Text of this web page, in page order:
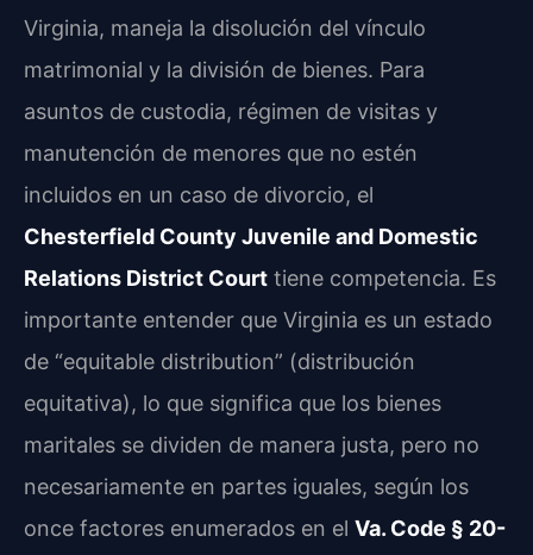
Virginia, maneja la disolución del vínculo
matrimonial y la división de bienes. Para
asuntos de custodia, régimen de visitas y
manutención de menores que no estén
incluidos en un caso de divorcio, el
Chesterfield County Juvenile and Domestic
Relations District Court tiene competencia. Es
importante entender que Virginia es un estado
de “equitable distribution” (distribución
equitativa), lo que significa que los bienes
maritales se dividen de manera justa, pero no
necesariamente en partes iguales, según los
once factores enumerados en el Va. Code § 20-